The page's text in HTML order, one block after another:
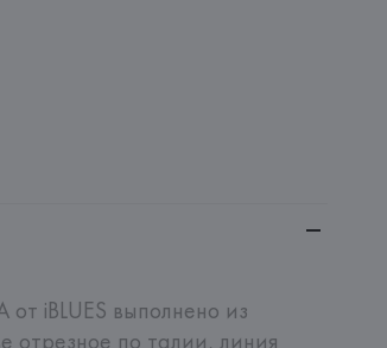
iBLUES выполнено из
отрезное по талии, линия